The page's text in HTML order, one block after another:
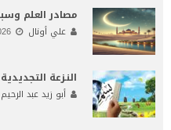
مصادر العلم
علي أونال
النـزعة
أبو زيد عبد الرحيم